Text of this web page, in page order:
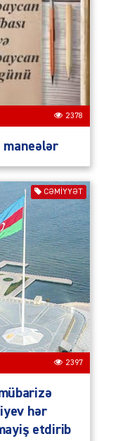
2378
CƏMIYYƏT
2397
hər
etdirib